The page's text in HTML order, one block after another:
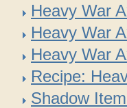
Heavy War
Heavy War
Heavy War
Recipe:
Shadow